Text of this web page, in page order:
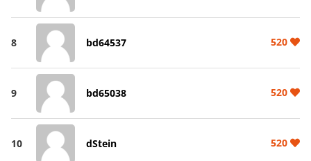
8 bd64537 520
9 bd65038 520
10 dStein 520